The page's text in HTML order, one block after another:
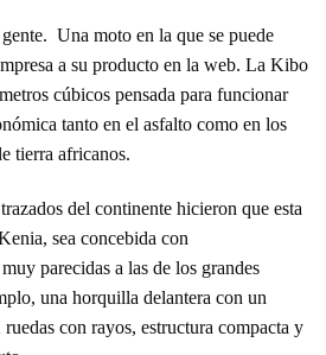
Una moto en la que se puede
a su producto en la web. La Kibo
cúbicos pensada para funcionar
tanto en el asfalto como en los
tierra africanos.
del continente hicieron que esta
sea concebida con
parecidas a las de los grandes
una horquilla delantera con un
con rayos, estructura compacta y